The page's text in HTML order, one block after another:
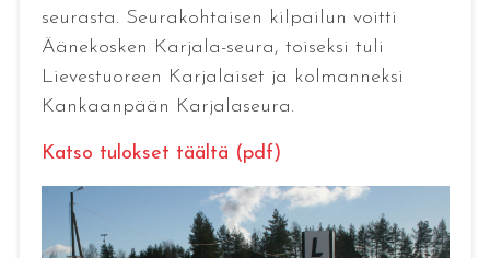
seurasta. Seurakohtaisen kilpailun voitti
Äänekosken Karjala-seura, toiseksi tuli
Lievestuoreen Karjalaiset ja kolmanneksi
Kankaanpään Karjalaseura.
Katso tulokset täältä (pdf)